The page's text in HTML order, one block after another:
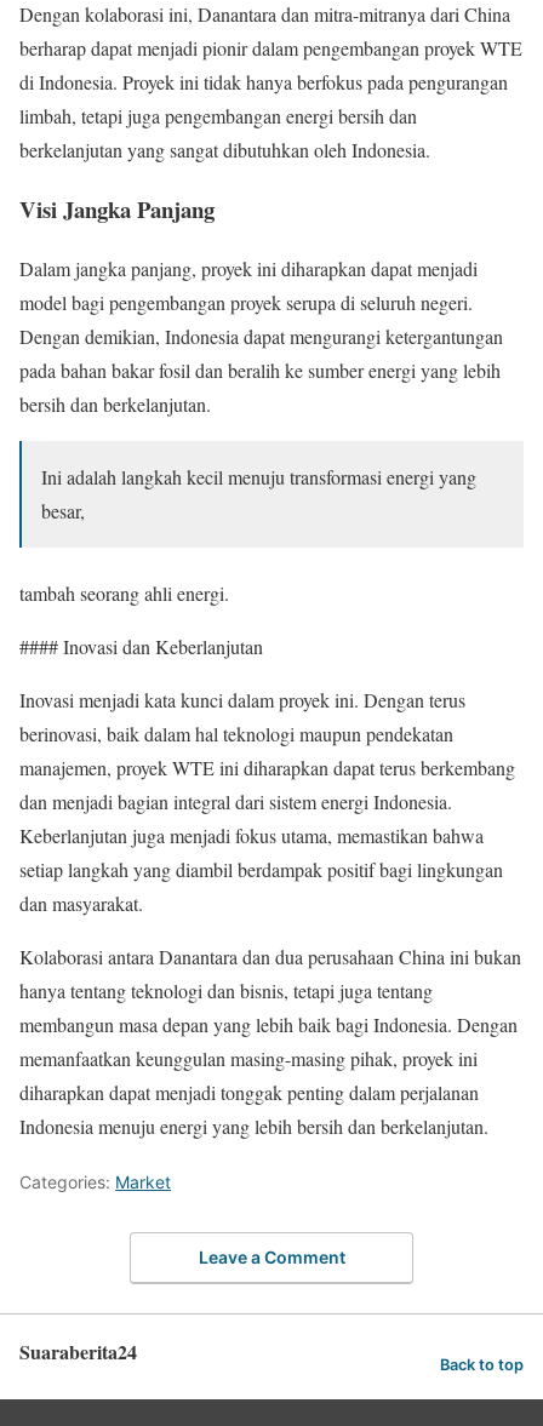
Dengan kolaborasi ini, Danantara dan mitra-mitranya dari China
berharap dapat menjadi pionir dalam pengembangan proyek WTE
di Indonesia. Proyek ini tidak hanya berfokus pada pengurangan
limbah, tetapi juga pengembangan energi bersih dan
berkelanjutan yang sangat dibutuhkan oleh Indonesia.
Visi Jangka Panjang
Dalam jangka panjang, proyek ini diharapkan dapat menjadi
model bagi pengembangan proyek serupa di seluruh negeri.
Dengan demikian, Indonesia dapat mengurangi ketergantungan
pada bahan bakar fosil dan beralih ke sumber energi yang lebih
bersih dan berkelanjutan.
Ini adalah langkah kecil menuju transformasi energi yang
besar,
tambah seorang ahli energi.
#### Inovasi dan Keberlanjutan
Inovasi menjadi kata kunci dalam proyek ini. Dengan terus
berinovasi, baik dalam hal teknologi maupun pendekatan
manajemen, proyek WTE ini diharapkan dapat terus berkembang
dan menjadi bagian integral dari sistem energi Indonesia.
Keberlanjutan juga menjadi fokus utama, memastikan bahwa
setiap langkah yang diambil berdampak positif bagi lingkungan
dan masyarakat.
Kolaborasi antara Danantara dan dua perusahaan China ini bukan
hanya tentang teknologi dan bisnis, tetapi juga tentang
membangun masa depan yang lebih baik bagi Indonesia. Dengan
memanfaatkan keunggulan masing-masing pihak, proyek ini
diharapkan dapat menjadi tonggak penting dalam perjalanan
Indonesia menuju energi yang lebih bersih dan berkelanjutan.
Categories: Market
Leave a Comment
Suaraberita24 Back to top